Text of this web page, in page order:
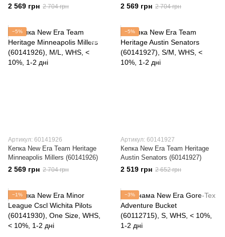
2 569 грн 2 704 грн 2 569 грн 2 704 грн
−5%
Артикул: 60141926
Кепка New Era Team Heritage
Minneapolis Millers (60141926)
2 569 грн 2 704 грн
−5%
Артикул: 60141927
Кепка New Era Team Heritage
Austin Senators (60141927)
2 519 грн 2 652 грн
−1% −3%